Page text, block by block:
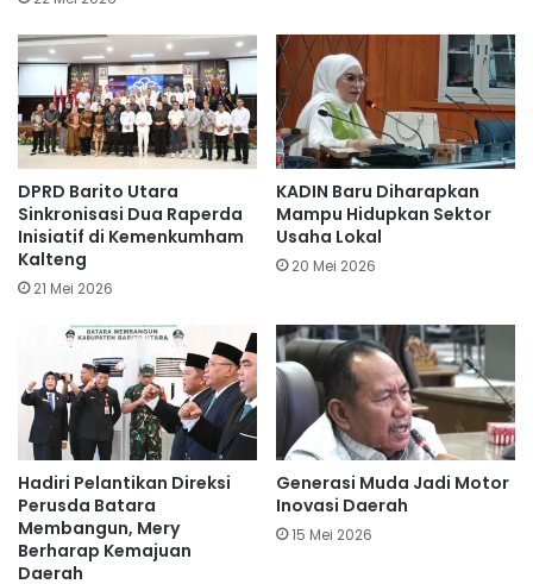
DPRD Barito Utara
Sinkronisasi Dua Raperda
Inisiatif di Kemenkumham
Kalteng
21 Mei 2026
KADIN Baru Diharapkan
Mampu Hidupkan Sektor
Usaha Lokal
20 Mei 2026
Hadiri Pelantikan Direksi
Perusda Batara
Membangun, Mery
Berharap Kemajuan
Daerah
Generasi Muda Jadi Motor
Inovasi Daerah
15 Mei 2026